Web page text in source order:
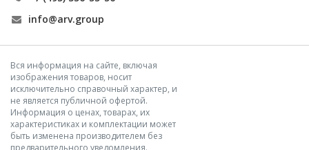
info@arv.group
Вся информация на сайте, включая
изображения товаров, носит
исключительно справочный характер, и
не является публичной офертой.
Информация о ценах, товарах, их
характеристиках и комплектации может
быть изменена производителем без